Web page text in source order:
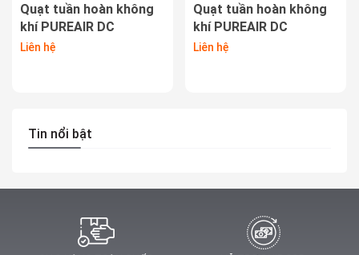
Quạt tuần hoàn không
khí PUREAIR DC
QS302GY
Liên hệ
Quạt tuần hoàn không
khí PUREAIR DC
QS302IV
Liên hệ
Tin nổi bật